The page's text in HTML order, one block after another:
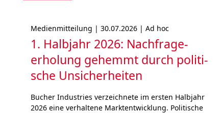
Medienmitteilung | 30.07.2026 | Ad hoc
1. Halbjahr 2026: Nach­frage­
erholung gehemmt durch poli­ti­
sche Unsicher­heiten
Bucher Industries ver­zeich­ne­te im ers­ten Halb­jahr
2026 eine ver­hal­tene Marktent­wick­lung. Politische